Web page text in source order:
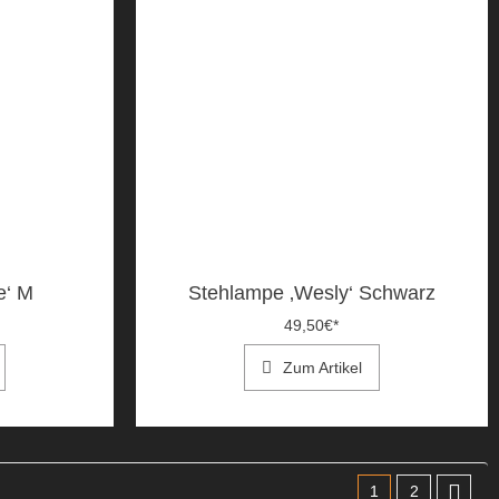
M Stehlampe ‚Wesly‘ Schwarz
49,50€*
Zum Artikel
1 2